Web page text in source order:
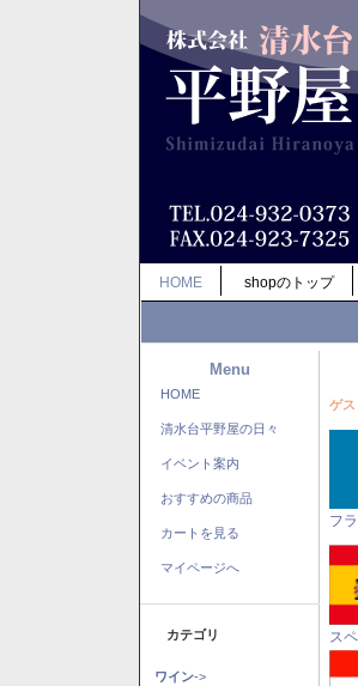
HOME shopのトップ
Menu
HOME
清水台平野屋の日々
イベント案内
おすすめの商品
カートを見る
マイページへ
カテゴリ
ワイン->
ゲス
フ
ス